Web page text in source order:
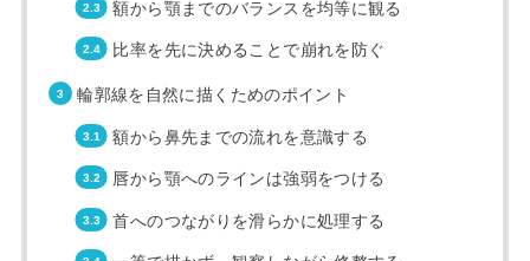
額から顎までのバランスを均等に観る
比率を先に決めることで崩れを防ぐ
輪郭線を自然に描くためのポイント
額から鼻先までの流れを意識する
唇から顎へのラインは強弱をつける
首へのつながりを滑らかに処理する